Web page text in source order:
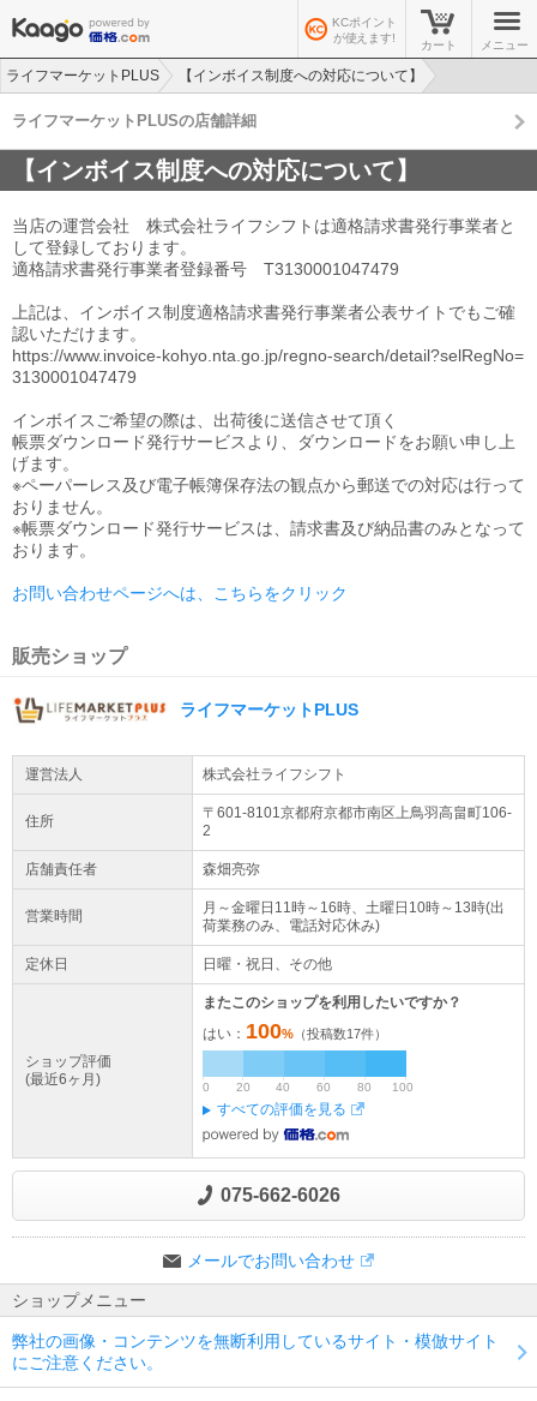
KCポイント
が使えます!
カート メニュー
ライフマーケットPLUS 【インボイス制度への対応について】
ライフマーケットPLUSの店舗詳細
【インボイス制度への対応について】
当店の運営会社 株式会社ライフシフトは適格請求書発行事業者と
して登録しております。
適格請求書発行事業者登録番号 T3130001047479
上記は、インボイス制度適格請求書発行事業者公表サイトでもご確
認いただけます。
https://www.invoice-kohyo.nta.go.jp/regno-search/detail?selRegNo=
3130001047479
インボイスご希望の際は、出荷後に送信させて頂く
帳票ダウンロード発行サービスより、ダウンロードをお願い申し上
げます。
※ペーパーレス及び電子帳簿保存法の観点から郵送での対応は行って
おりません。
※帳票ダウンロード発行サービスは、請求書及び納品書のみとなって
おります。
お問い合わせページへは、こちらをクリック
販売ショップ
ライフマーケットPLUS
運営法人 株式会社ライフシフト
住所 〒601-8101京都府京都市南区上鳥羽高畠町106-
2
店舗責任者 森畑亮弥
営業時間
月～金曜日11時～16時、土曜日10時～13時(出
荷業務のみ、電話対応休み)
定休日 日曜・祝日、その他
ショップ評価
(最近6ヶ月)
またこのショップを利用したいですか？
はい： 100% （投稿数17件）
0 20 40 60 80 100
すべての評価を見る
075-662-6026
メールでお問い合わせ
ショップメニュー
弊社の画像・コンテンツを無断利用しているサイト・模倣サイト
にご注意ください。